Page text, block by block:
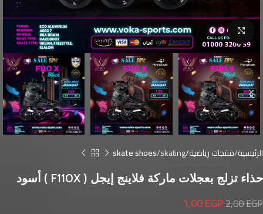
Click to enlarge
الرئيسية منتجات رياضية skating
skate shoes
حذاء تزلج بعجلات ماركة فلاينج إيجل ( F110X ) أسود
2,00EGP
1,00EGP